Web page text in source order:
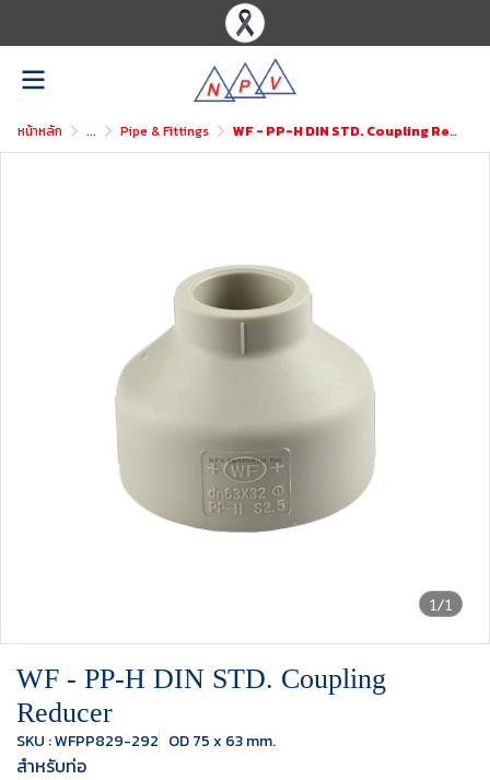
หน้าหลัก ... Pipe & Fittings WF - PP-H DIN STD. Coupling Reducer
1/1
WF - PP-H DIN STD. Coupling
Reducer
SKU : WFPP829-292 OD 75 x 63 mm.
สำหรับท่อ